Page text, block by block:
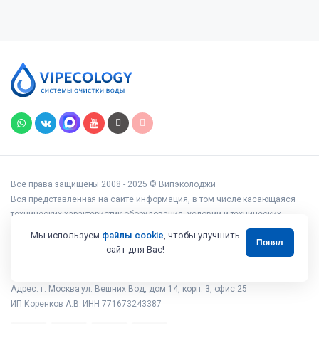
Все права защищены 2008 - 2025 © Випэколоджи
Вся представленная на сайте информация, в том числе касающаяся
технических характеристик оборудования, условий и технических
возможностей подключения, наличия на складе, стоимости товаров и
услуг, носит информационный характер и ни при каких условиях не
является публичной офертой, определяемой положениями статьи 437
Адрес: г. Москва ул. Вешних Вод, дом 14, корп. 3, офис 25
ИП Коренков А.В. ИНН 771673243387
Мы используем файлы cookie, чтобы улучшить
сайт для Вас!
Понял